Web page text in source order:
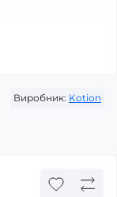
Виробник: Kotion